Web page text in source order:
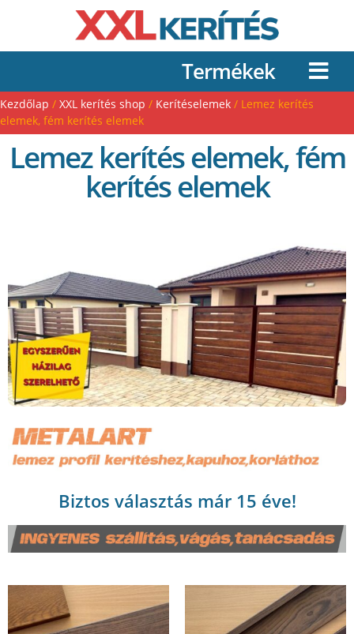
Termékek
Kezdőlap / XXL kerítés shop / Kerítéselemek / Lemez kerítés
elemek, fém kerítés elemek
Lemez kerítés elemek, fém
kerítés elemek
Biztos választás már 15 éve!